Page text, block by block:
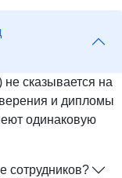
не сказывается на
и дипломы
одинаковую
сотрудников?